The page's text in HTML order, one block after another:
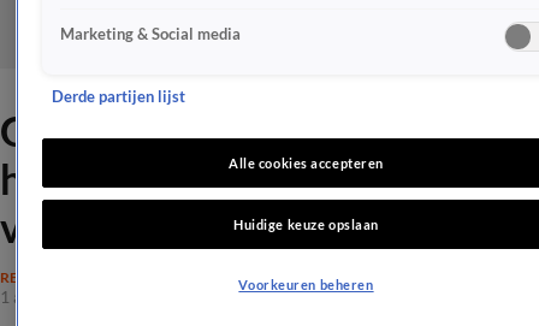
Geert uit De Bondgenoten
haalt bloed onder de nagels
vandaan
REALITY
1 aug 2025, 18:05
Marketing & Social media
Derde partijen lijst
Alle cookies accepteren
Huidige keuze opslaan
Voorkeuren beheren